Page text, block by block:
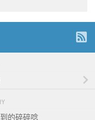
的碎碎唸